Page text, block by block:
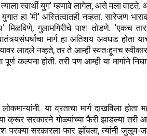
स्वार्थी युग' म्हणावे लागेल, असे मला
हा 'मी' अस्तित्वातही नव्हता. सारेजण
मिळविणे, गुलामगिरीचे पाश तोडणे. 'एकच
मार्ग हा अतिशय अवघड होता
लादले नव्हते, तर ते आम्ही स्वतःहूनच
कल्पना होती. तरी पण आम्ही या मार्गाने
या व्रताचा मार्ग दाखविला होता
क्रूर सरकारने गोळ्यांच्या फैरी झाडल्या तरी
सरकारला फार झोंबला, त्यांनी जुलूम-